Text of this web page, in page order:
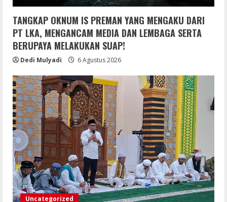
TANGKAP OKNUM IS PREMAN YANG MENGAKU DARI
PT LKA, MENGANCAM MEDIA DAN LEMBAGA SERTA
BERUPAYA MELAKUKAN SUAP!
Dedi Mulyadi 6 Agustus 2026
Uncategorized